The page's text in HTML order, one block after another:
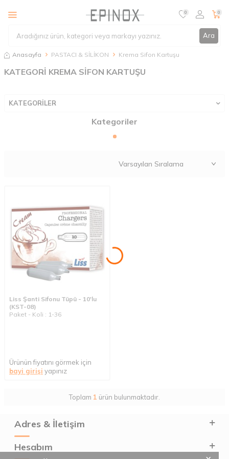
Ara
0 0
Anasayfa PASTACI & SİLİKON Krema Sifon Kartuşu
KATEGORİ KREMA SİFON KARTUŞU
KATEGORİLER
Kategoriler
Liss Şanti Sifonu Tüpü - 10'lu
(KST-08)
Paket - Koli : 1-36
Ürünün fiyatını görmek için
bayi girişi yapınız
Toplam 1 ürün bulunmaktadır.
Adres & İletişim
Hesabım